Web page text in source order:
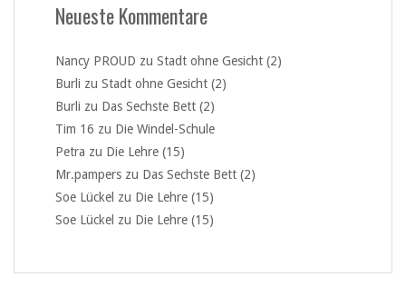
Neueste Kommentare
Nancy PROUD zu Stadt ohne Gesicht (2)
Burli zu Stadt ohne Gesicht (2)
Burli zu Das Sechste Bett (2)
Tim 16 zu Die Windel-Schule
Petra zu Die Lehre (15)
Mr.pampers zu Das Sechste Bett (2)
Soe Lückel zu Die Lehre (15)
Soe Lückel zu Die Lehre (15)